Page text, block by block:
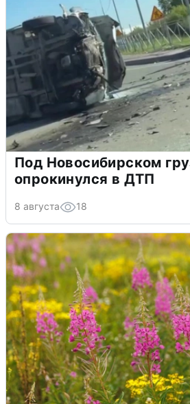
Под Новосибирском
опрокинулся в ДТП
8 августа 18